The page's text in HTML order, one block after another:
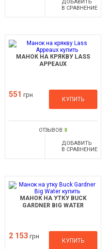
ДОБАВИТЬ
В СРАВНЕНИЕ
МАНОК НА КРЯКВУ LASS
APPEAUX
551 грн
КУПИТЬ
ОТЗЫВОВ:0
ДОБАВИТЬ
В СРАВНЕНИЕ
МАНОК НА УТКУ BUCK
GARDNER BIG WATER
2 153 грн
КУПИТЬ